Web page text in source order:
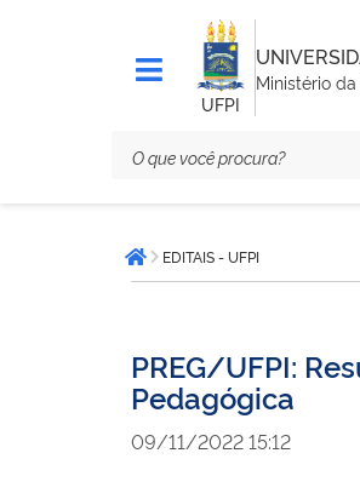
UFPI
Ministério
está
aqui:Página inicial
EDITAIS - UFPI
PREG/UFPI:
Pedagógica
09/11/2022 15:12